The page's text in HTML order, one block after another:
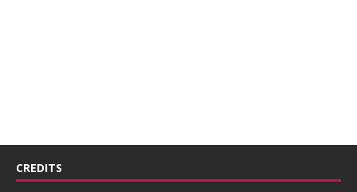
CREDITS